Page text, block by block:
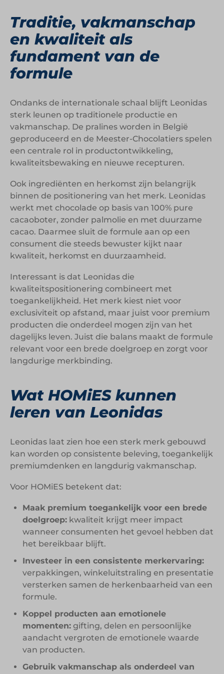
Traditie, vakmanschap
en kwaliteit als
fundament van de
formule
Ondanks de internationale schaal blijft Leonidas
sterk leunen op traditionele productie en
vakmanschap. De pralines worden in België
geproduceerd en de Meester-Chocolatiers spelen
een centrale rol in productontwikkeling,
kwaliteitsbewaking en nieuwe recepturen.
Ook ingrediënten en herkomst zijn belangrijk
binnen de positionering van het merk. Leonidas
werkt met chocolade op basis van 100% pure
cacaoboter, zonder palmolie en met duurzame
cacao. Daarmee sluit de formule aan op een
consument die steeds bewuster kijkt naar
kwaliteit, herkomst en duurzaamheid.
Interessant is dat Leonidas die
kwaliteitspositionering combineert met
toegankelijkheid. Het merk kiest niet voor
exclusiviteit op afstand, maar juist voor premium
producten die onderdeel mogen zijn van het
dagelijks leven. Juist die balans maakt de formule
relevant voor een brede doelgroep en zorgt voor
langdurige merkbinding.
Wat HOMiES kunnen
leren van Leonidas
Leonidas laat zien hoe een sterk merk gebouwd
kan worden op consistente beleving, toegankelijk
premiumdenken en langdurig vakmanschap.
Voor HOMiES betekent dat:
Maak premium toegankelijk voor een brede
doelgroep: kwaliteit krijgt meer impact
wanneer consumenten het gevoel hebben dat
het bereikbaar blijft.
Investeer in een consistente merkervaring:
verpakkingen, winkeluitstraling en presentatie
versterken samen de herkenbaarheid van een
formule.
Koppel producten aan emotionele
momenten: gifting, delen en persoonlijke
aandacht vergroten de emotionele waarde
van producten.
Gebruik vakmanschap als onderdeel van